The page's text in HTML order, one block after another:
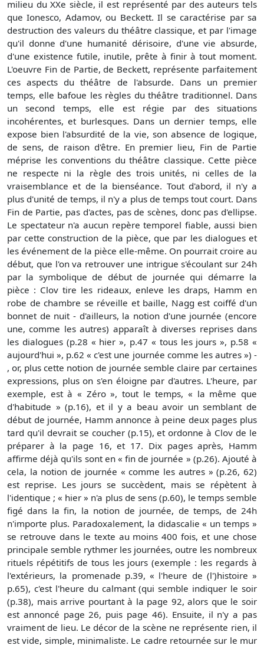
milieu du XXe siècle, il est représenté par des auteurs tels
que Ionesco, Adamov, ou Beckett. Il se caractérise par sa
destruction des valeurs du théâtre classique, et par l'image
qu'il donne d'une humanité dérisoire, d'une vie absurde,
d'une existence futile, inutile, prête à finir à tout moment.
L'oeuvre Fin de Partie, de Beckett, représente parfaitement
ces aspects du théâtre de l'absurde. Dans un premier
temps, elle bafoue les règles du théâtre traditionnel. Dans
un second temps, elle est régie par des situations
incohérentes, et burlesques. Dans un dernier temps, elle
expose bien l'absurdité de la vie, son absence de logique,
de sens, de raison d'être. En premier lieu, Fin de Partie
méprise les conventions du théâtre classique. Cette pièce
ne respecte ni la règle des trois unités, ni celles de la
vraisemblance et de la bienséance. Tout d'abord, il n'y a
plus d'unité de temps, il n'y a plus de temps tout court. Dans
Fin de Partie, pas d'actes, pas de scènes, donc pas d'ellipse.
Le spectateur n'a aucun repère temporel fiable, aussi bien
par cette construction de la pièce, que par les dialogues et
les événement de la pièce elle-même. On pourrait croire au
début, que l'on va retrouver une intrigue s'écoulant sur 24h
par la symbolique de début de journée qui démarre la
pièce : Clov tire les rideaux, enleve les draps, Hamm en
robe de chambre se réveille et baille, Nagg est coiffé d'un
bonnet de nuit - d'ailleurs, la notion d'une journée (encore
une, comme les autres) apparaît à diverses reprises dans
les dialogues (p.28 « hier », p.47 « tous les jours », p.58 «
aujourd'hui », p.62 « c'est une journée comme les autres ») -
, or, plus cette notion de journée semble claire par certaines
expressions, plus on s'en éloigne par d'autres. L'heure, par
exemple, est à « Zéro », tout le temps, « la même que
d'habitude » (p.16), et il y a beau avoir un semblant de
début de journée, Hamm annonce à peine deux pages plus
tard qu'il devrait se coucher (p.15), et ordonne à Clov de le
préparer à la page 16, et 17. Dix pages après, Hamm
affirme déjà qu'ils sont en « fin de journée » (p.26). Ajouté à
cela, la notion de journée « comme les autres » (p.26, 62)
est reprise. Les jours se succèdent, mais se répètent à
l'identique ; « hier » n'a plus de sens (p.60), le temps semble
figé dans la fin, la notion de journée, de temps, de 24h
n'importe plus. Paradoxalement, la didascalie « un temps »
se retrouve dans le texte au moins 400 fois, et une chose
principale semble rythmer les journées, outre les nombreux
rituels répétitifs de tous les jours (exemple : les regards à
l'extérieurs, la promenade p.39, « l'heure de (l')histoire »
p.65), c'est l'heure du calmant (qui semble indiquer le soir
(p.38), mais arrive pourtant à la page 92, alors que le soir
est annoncé page 26, puis page 46). Ensuite, il n'y a pas
vraiment de lieu. Le décor de la scène ne représente rien, il
est vide, simple, minimaliste. Le cadre retournée sur le mur